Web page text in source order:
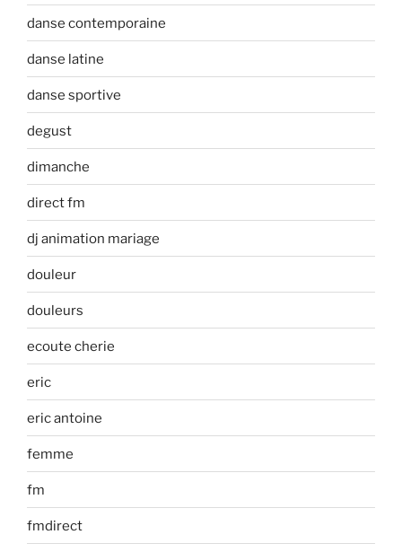
danse contemporaine
danse latine
danse sportive
degust
dimanche
direct fm
dj animation mariage
douleur
douleurs
ecoute cherie
eric
eric antoine
femme
fm
fmdirect